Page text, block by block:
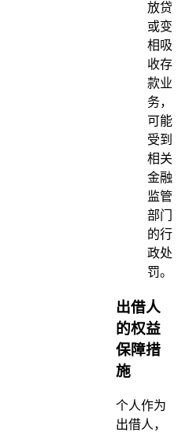
放贷
或变
相吸
收存
款业
务，
可能
受到
相关
金融
监管
部门
的行
政处
罚。
出借人
的权益
保障措
施
个人作为
出借人，